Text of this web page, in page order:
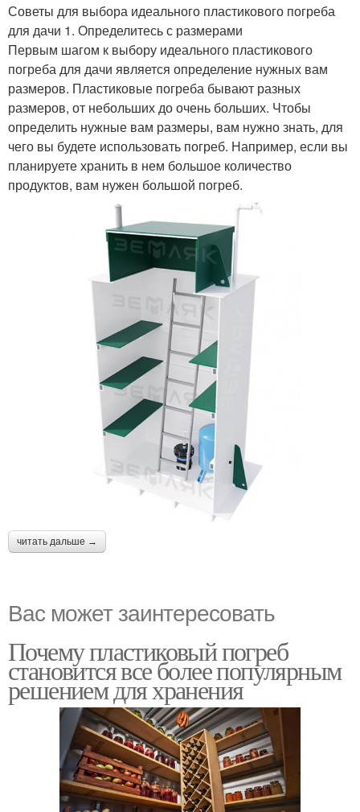
Советы для выбора идеального пластикового погреба
для дачи 1. Определитесь с размерами
Первым шагом к выбору идеального пластикового
погреба для дачи является определение нужных вам
размеров. Пластиковые погреба бывают разных
размеров, от небольших до очень больших. Чтобы
определить нужные вам размеры, вам нужно знать, для
чего вы будете использовать погреб. Например, если вы
планируете хранить в нем большое количество
продуктов, вам нужен большой погреб.
читать дальше →
Вас может заинтересовать
Почему пластиковый погреб
становится все более популярным
решением для хранения